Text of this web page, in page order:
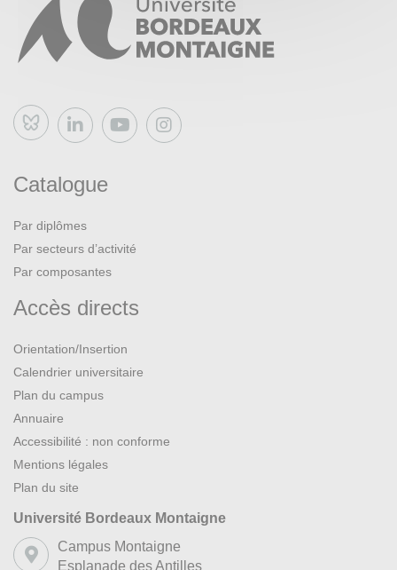
Bluesky
Catalogue
Par diplômes
Par secteurs d’activité
Par composantes
Accès directs
Orientation/Insertion
Calendrier universitaire
Plan du campus
Annuaire
Accessibilité : non conforme
Mentions légales
Plan du site
Université Bordeaux Montaigne
Campus Montaigne
Esplanade des Antilles